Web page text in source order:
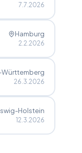
7.7.2026
Hamburg
2.2.2026
Württemberg
26.3.2026
Holstein
12.3.2026